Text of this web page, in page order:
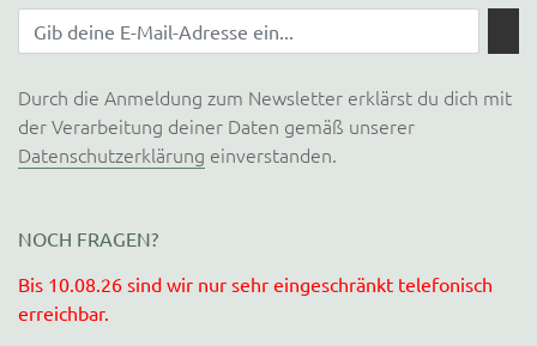
Durch die Anmeldung zum Newsletter erklärst du dich mit
der Verarbeitung deiner Daten gemäß unserer
Datenschutzerklärung einverstanden.
NOCH FRAGEN?
Bis 10.08.26 sind wir nur sehr eingeschränkt telefonisch
erreichbar.